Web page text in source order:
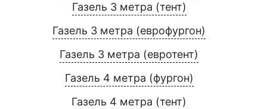
Газель 3 метра (тент)
Газель 3 метра (еврофургон)
Газель 3 метра (евротент)
Газель 4 метра (фургон)
Газель 4 метра (тент)